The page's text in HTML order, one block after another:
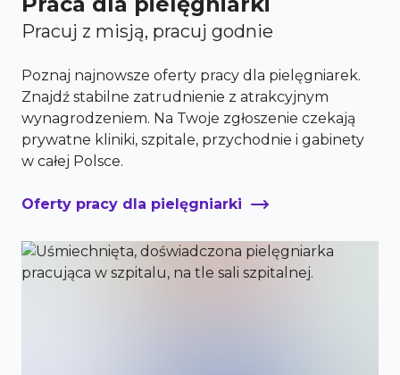
Pracuj z misją, pracuj godnie
Poznaj najnowsze oferty pracy dla pielęgniarek.
Znajdź stabilne zatrudnienie z atrakcyjnym
wynagrodzeniem. Na Twoje zgłoszenie czekają
prywatne kliniki, szpitale, przychodnie i gabinety
w całej Polsce.
Oferty pracy dla pielęgniarki